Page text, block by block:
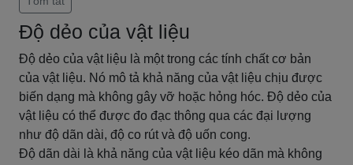
Độ dẻo của vật liệu
Độ dẻo của vật liệu là một trong các tính chất cơ bản
của vật liệu. Nó mô tả khả năng của vật liệu chịu được
biến dạng mà không gây vỡ hoặc hỏng hóc. Độ dẻo của
vật liệu có thể được đo đạc thông qua các đại lượng
như độ dãn dài, độ co rút và độ uốn cong.
Độ dãn dài là khả năng của vật liệu kéo dãn mà không